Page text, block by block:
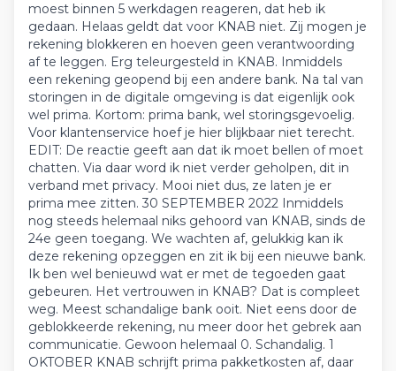
moest binnen 5 werkdagen reageren, dat heb ik
gedaan. Helaas geldt dat voor KNAB niet. Zij mogen je
rekening blokkeren en hoeven geen verantwoording
af te leggen. Erg teleurgesteld in KNAB. Inmiddels
een rekening geopend bij een andere bank. Na tal van
storingen in de digitale omgeving is dat eigenlijk ook
wel prima. Kortom: prima bank, wel storingsgevoelig.
Voor klantenservice hoef je hier blijkbaar niet terecht.
EDIT: De reactie geeft aan dat ik moet bellen of moet
chatten. Via daar word ik niet verder geholpen, dit in
verband met privacy. Mooi niet dus, ze laten je er
prima mee zitten. 30 SEPTEMBER 2022 Inmiddels
nog steeds helemaal niks gehoord van KNAB, sinds de
24e geen toegang. We wachten af, gelukkig kan ik
deze rekening opzeggen en zit ik bij een nieuwe bank.
Ik ben wel benieuwd wat er met de tegoeden gaat
gebeuren. Het vertrouwen in KNAB? Dat is compleet
weg. Meest schandalige bank ooit. Niet eens door de
geblokkeerde rekening, nu meer door het gebrek aan
communicatie. Gewoon helemaal 0. Schandalig. 1
OKTOBER KNAB schrijft prima pakketkosten af, daar